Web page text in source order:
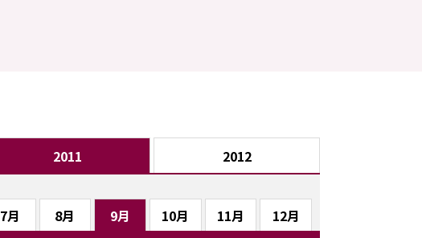
2011 2012
7月 8月 9月 10月 11月 12月